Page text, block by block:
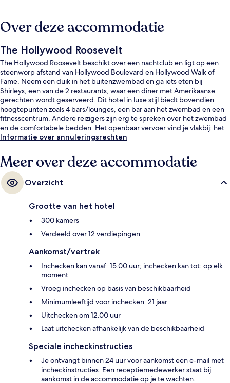
Over deze accommodatie
The Hollywood Roosevelt
The Hollywood Roosevelt beschikt over een nachtclub en ligt op een
steenworp afstand van Hollywood Boulevard en Hollywood Walk of
Fame. Neem een duik in het buitenzwembad en ga iets eten bij
Shirleys, een van de 2 restaurants, waar een diner met Amerikaanse
gerechten wordt geserveerd. Dit hotel in luxe stijl biedt bovendien
hoogtepunten zoals 4 bars/lounges, een bar aan het zwembad en een
fitnesscentrum. Andere reizigers zijn erg te spreken over het zwembad
en de comfortabele bedden. Het openbaar vervoer vind je vlakbij: het
is maar 3 lopen naar Hollywood - Highland Station.
Informatie over annuleringsrechten
Meer over deze accommodatie
Overzicht
Grootte van het hotel
300 kamers
Verdeeld over 12 verdiepingen
Aankomst/vertrek
Inchecken kan vanaf: 15.00 uur; inchecken kan tot: op elk
moment
Vroeg inchecken op basis van beschikbaarheid
Minimumleeftijd voor inchecken: 21 jaar
Uitchecken om 12.00 uur
Laat uitchecken afhankelijk van de beschikbaarheid
Speciale incheckinstructies
Je ontvangt binnen 24 uur voor aankomst een e-mail met
incheckinstructies. Een receptiemedewerker staat bij
aankomst in de accommodatie op je te wachten.